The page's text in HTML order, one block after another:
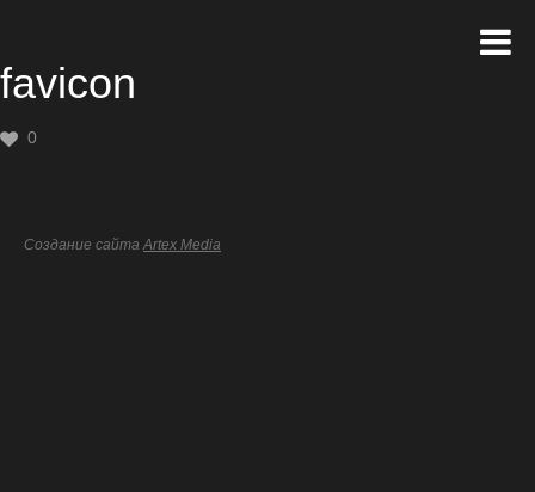
favicon
0
Создание сайтаArtex Media